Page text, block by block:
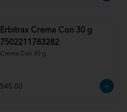
Erbitrax Crema Con 30 g
7502211783282
Crema Con 30 g
$45.00